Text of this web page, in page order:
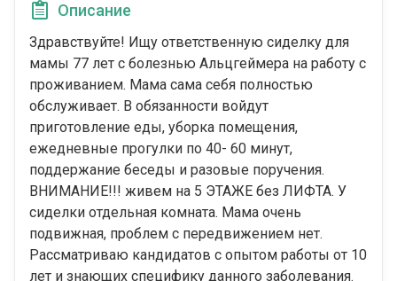
Описание
Здравствуйте! Ищу ответственную сиделку для
мамы 77 лет с болезнью Альцгеймера на работу с
проживанием. Мама сама себя полностью
обслуживает. В обязанности войдут
приготовление еды, уборка помещения,
ежедневные прогулки по 40- 60 минут,
поддержание беседы и разовые поручения.
ВНИМАНИЕ!!! живем на 5 ЭТАЖЕ без ЛИФТА. У
сиделки отдельная комната. Мама очень
подвижная, проблем с передвижением нет.
Рассматриваю кандидатов с опытом работы от 10
лет и знающих специфику данного заболевания.